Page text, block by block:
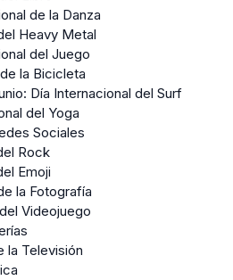
de la Danza
Heavy Metal
del Juego
la Bicicleta
Día Internacional del Surf
del Yoga
Sociales
Rock
Emoji
la Fotografía
Videojuego
la Televisión